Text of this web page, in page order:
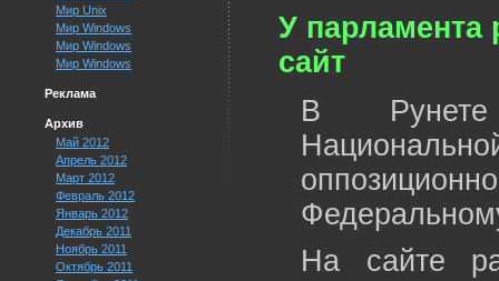
Мир Unix
Мир Windows
Мир Windows
Мир Windows
Реклама
Архив
Май 2012
Апрель 2012
Март 2012
Февраль 2012
Январь 2012
Декабрь 2011
Ноябрь 2011
Октябрь 2011
У парламента
сайт
В Рунете
На сайте